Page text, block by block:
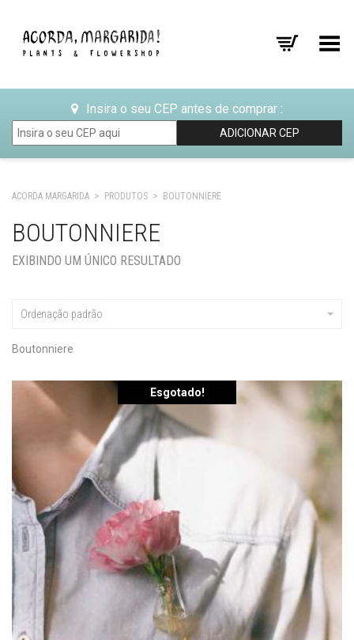
Toggle Menu
Insira o seu CEP antes de comprar :
ADICIONAR CEP
ACORDA MARGARIDA > PRODUTOS > BOUTONNIERE
BOUTONNIERE
EXIBINDO UM ÚNICO RESULTADO
Ordenação padrão
Boutonniere
Esgotado!